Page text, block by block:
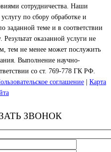
сотрудничества. Наши
по сбору обработке и
заданной теме и в соответствии
оказанной услуги не
тем не менее может послужить
Выполнение научно-
со ст. 769-778 ГК РФ.
соглашение
Карта
ЗВОНОК